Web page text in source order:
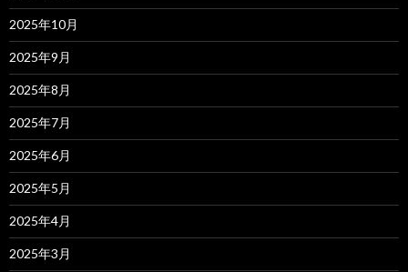
2025年10月
2025年9月
2025年8月
2025年7月
2025年6月
2025年5月
2025年4月
2025年3月